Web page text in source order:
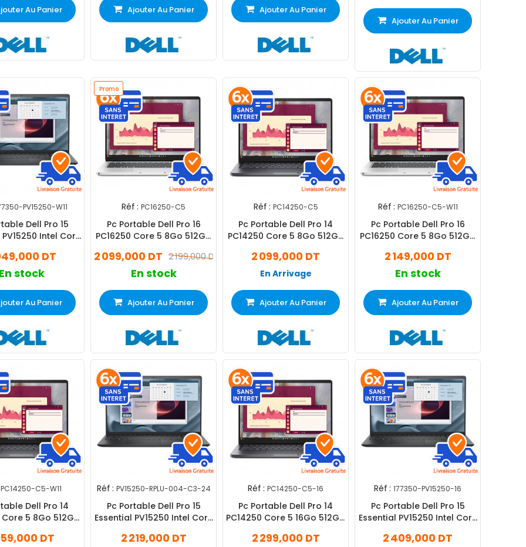
Au Panier Ajouter Au Panier Ajouter Au Panier
Ajouter Au Panier
PV15250-W11
Dell Pro 15
Intel Core
11 Pro
DT
En stock
Au Panier
Promo
Réf : PC16250-C5
Pc Portable Dell Pro 16
PC16250 Core 5 8Go 512Go
2 199,000 DT
2 099,000 DT
En stock
Ajouter Au Panier
Réf : PC14250-C5
Pc Portable Dell Pro 14
PC14250 Core 5 8Go 512Go
2 099,000 DT
En Arrivage
Ajouter Au Panier
Réf : PC16250-C5-W11
Pc Portable Dell Pro 16
PC16250 Core 5 8Go 512Go
2 149,000 DT
En stock
Ajouter Au Panier
PC14250-C5-W11
Dell Pro 14
Core 5 8Go 512Go
DT
Réf : PV15250-RPLU-004-C3-24
Pc Portable Dell Pro 15
Essential PV15250 Intel Core
2 219,000 DT
Réf : PC14250-C5-16
Pc Portable Dell Pro 14
PC14250 Core 5 16Go 512Go
2 299,000 DT
Réf : 177350-PV15250-16
Pc Portable Dell Pro 15
Essential PV15250 Intel Core
2 409,000 DT